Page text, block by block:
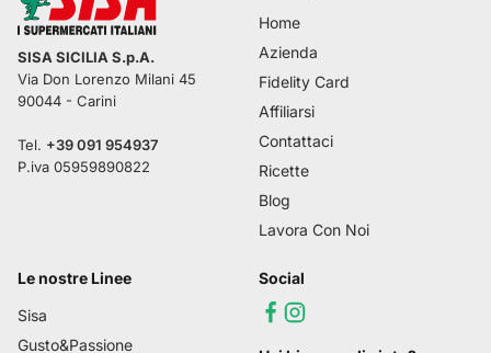
SISA SICILIA S.p.A.
Via Don Lorenzo Milani 45
90044 - Carini
Tel. +39 091 954937
P.iva 05959890822
Home
Azienda
Fidelity Card
Affiliarsi
Contattaci
Ricette
Blog
Lavora Con Noi
Le nostre Linee
Sisa
Gusto&Passione
Social